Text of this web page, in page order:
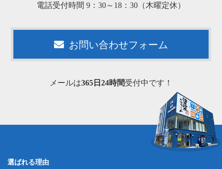
電話受付時間 9：30～18：30（木曜定休）
お問い合わせフォーム
メールは365日24時間受付中です！
選ばれる理由